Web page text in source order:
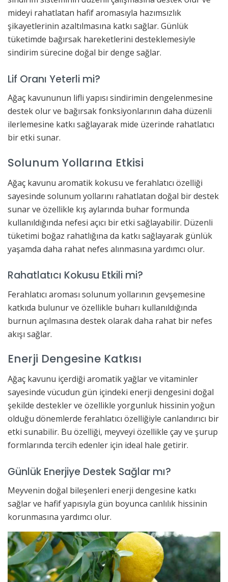
mideyi rahatlatan hafif aromasıyla hazımsızlık
şikayetlerinin azaltılmasına katkı sağlar. Günlük
tüketimde bağırsak hareketlerini desteklemesiyle
sindirim sürecine doğal bir denge sağlar.
Lif Oranı Yeterli mi?
Ağaç kavununun lifli yapısı sindirimin dengelenmesine
destek olur ve bağırsak fonksiyonlarının daha düzenli
ilerlemesine katkı sağlayarak mide üzerinde rahatlatıcı
bir etki sunar.
Solunum Yollarına Etkisi
Ağaç kavunu aromatik kokusu ve ferahlatıcı özelliği
sayesinde solunum yollarını rahatlatan doğal bir destek
sunar ve özellikle kış aylarında buhar formunda
kullanıldığında nefesi açıcı bir etki sağlayabilir. Düzenli
tüketimi boğaz rahatlığına da katkı sağlayarak günlük
yaşamda daha rahat nefes alınmasına yardımcı olur.
Rahatlatıcı Kokusu Etkili mi?
Ferahlatıcı aroması solunum yollarının gevşemesine
katkıda bulunur ve özellikle buharı kullanıldığında
burnun açılmasına destek olarak daha rahat bir nefes
akışı sağlar.
Enerji Dengesine Katkısı
Ağaç kavunu içerdiği aromatik yağlar ve vitaminler
sayesinde vücudun gün içindeki enerji dengesini doğal
şekilde destekler ve özellikle yorgunluk hissinin yoğun
olduğu dönemlerde ferahlatıcı özelliğiyle canlandırıcı bir
etki sunabilir. Bu özelliği, meyveyi özellikle çay ve şurup
formlarında tercih edenler için ideal hale getirir.
Günlük Enerjiye Destek Sağlar mı?
Meyvenin doğal bileşenleri enerji dengesine katkı
sağlar ve hafif yapısıyla gün boyunca canlılık hissinin
korunmasına yardımcı olur.